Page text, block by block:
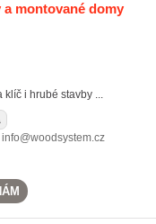
a montované domy
klíč i hrubé stavby ...
info@woodsystem.cz